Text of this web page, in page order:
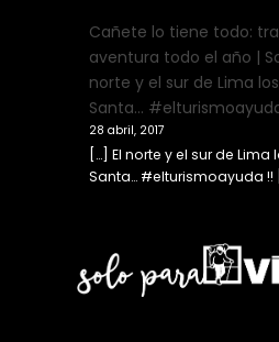
Cañete lo tiene todo:
aventura todo el año |
norte y el sur de Lima
Santa…
28 abril, 2017
[…] El norte y el sur de
Santa… #elturismoayuda !!